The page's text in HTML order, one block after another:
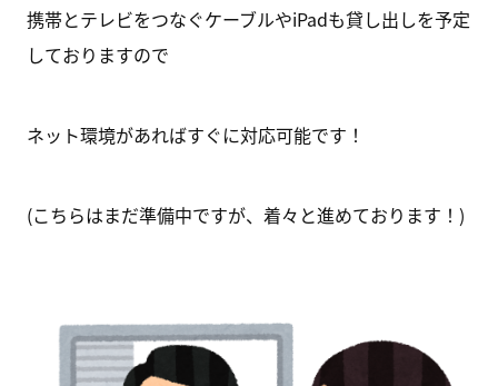
携帯とテレビをつなぐケーブルやiPadも貸し出しを予定
しておりますので
ネット環境があればすぐに対応可能です！
(こちらはまだ準備中ですが、着々と進めております！)